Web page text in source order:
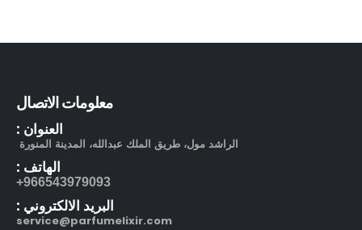
معلومات الاتصال
العنوان :
الراشد مول، طريق الملك عبدالله، المدينة المنورة
الهاتف :
966543979093+
البريد الالكتروني :
service@parfumelixir.com